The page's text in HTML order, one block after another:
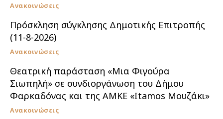
Ανακοινώσεις
Πρόσκληση σύγκλησης Δημοτικής Επιτροπής
(11-8-2026)
Ανακοινώσεις
Θεατρική παράσταση «Μια Φιγούρα
Σιωπηλή» σε συνδιοργάνωση του Δήμου
Φαρκαδόνας και της ΑΜΚΕ «Itamos Μουζάκι»
Ανακοινώσεις